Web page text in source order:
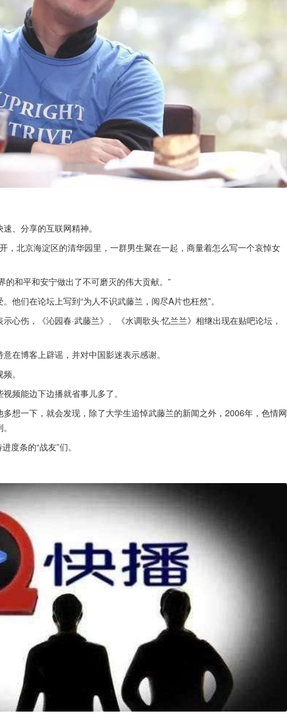
、分享的互联网精神。
，北京海淀区的清华园里，一群男生聚在一起，商量着怎么写一个哀悼女
的和平和安宁做出了不可磨灭的伟大贡献。”
他们在论坛上写到“为人不识武藤兰，阅尽A片也枉然”。
心伤，《沁园春·武藤兰》、《水调歌头·忆兰兰》相继出现在贴吧论坛，
在博客上辟谣，并对中国影迷表示感谢。
。
频能边下边播就省事儿多了。
想一下，就会发现，除了大学生追悼武藤兰的新闻之外，2006年，色情网
度条的“战友”们。